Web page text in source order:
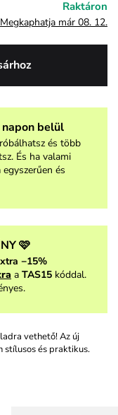
Raktáron
Megkaphatja már 08. 12.
belül
és több
És ha valami
és
🩷
−15%
a TAS15 kóddal.
vethető! Az új
stílusos és praktikus.